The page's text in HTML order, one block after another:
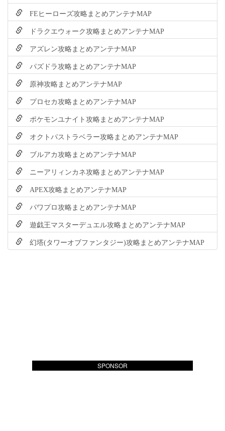
SPONSOR
FEヒーローズ攻略まとめアンテナMAP
ドラクエウォーク攻略まとめアンテナMAP
アズレン攻略まとめアンテナMAP
パズドラ攻略まとめアンテナMAP
原神攻略まとめアンテナMAP
プロセカ攻略まとめアンテナMAP
ポケモンユナイト攻略まとめアンテナMAP
オクトパストラベラー攻略まとめアンテナMAP
ブルアカ攻略まとめアンテナMAP
ニーアリィンカネ攻略まとめアンテナMAP
APEX攻略まとめアンテナMAP
パワプロ攻略まとめアンテナMAP
遊戯王マスターデュエル攻略まとめアンテナMAP
幻塔(タワーオブファンタジー)攻略まとめアンテナMAP